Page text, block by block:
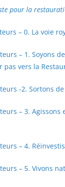
pour la
– 0. La voie
– 1. Soyons
pas vers la
-2. Sortons
– 3.
– 4.
– 5. Vivons